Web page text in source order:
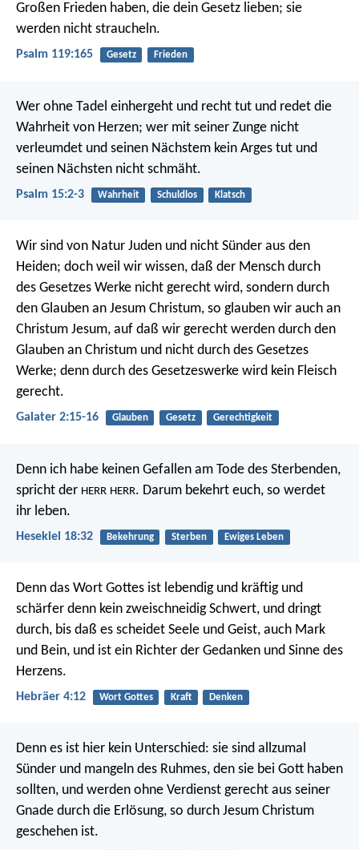
Großen Frieden haben, die dein Gesetz lieben; sie
werden nicht straucheln.
Psalm 119:165 Gesetz Frieden
Wer ohne Tadel einhergeht und recht tut und redet die
Wahrheit von Herzen; wer mit seiner Zunge nicht
verleumdet und seinen Nächstem kein Arges tut und
seinen Nächsten nicht schmäht.
Psalm 15:2-3 Wahrheit Schuldlos Klatsch
Wir sind von Natur Juden und nicht Sünder aus den
Heiden; doch weil wir wissen, daß der Mensch durch
des Gesetzes Werke nicht gerecht wird, sondern durch
den Glauben an Jesum Christum, so glauben wir auch an
Christum Jesum, auf daß wir gerecht werden durch den
Glauben an Christum und nicht durch des Gesetzes
Werke; denn durch des Gesetzeswerke wird kein Fleisch
gerecht.
Galater 2:15-16 Glauben Gesetz Gerechtigkeit
Denn ich habe keinen Gefallen am Tode des Sterbenden,
spricht der HERR HERR. Darum bekehrt euch, so werdet
ihr leben.
Hesekiel 18:32 Bekehrung Sterben Ewiges Leben
Denn das Wort Gottes ist lebendig und kräftig und
schärfer denn kein zweischneidig Schwert, und dringt
durch, bis daß es scheidet Seele und Geist, auch Mark
und Bein, und ist ein Richter der Gedanken und Sinne des
Herzens.
Hebräer 4:12 Wort Gottes Kraft Denken
Denn es ist hier kein Unterschied: sie sind allzumal
Sünder und mangeln des Ruhmes, den sie bei Gott haben
sollten, und werden ohne Verdienst gerecht aus seiner
Gnade durch die Erlösung, so durch Jesum Christum
geschehen ist.